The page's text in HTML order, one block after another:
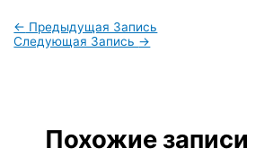
← Предыдущая Запись
Следующая Запись →
Похожие записи